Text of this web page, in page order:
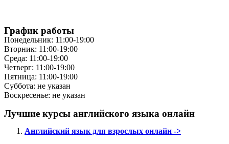
График работы
Понедельник: 11:00-19:00
Вторник: 11:00-19:00
Среда: 11:00-19:00
Четверг: 11:00-19:00
Пятница: 11:00-19:00
Суббота: не указан
Воскресенье: не указан
Лучшие курсы английского языка онлайн
Английский язык для взрослых онлайн ->